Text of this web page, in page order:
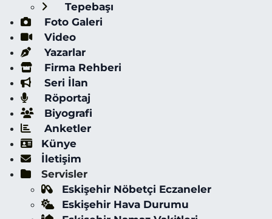
Tepebaşı
Foto Galeri
Video
Yazarlar
Firma Rehberi
Seri İlan
Röportaj
Biyografi
Anketler
Künye
İletişim
Servisler
Eskişehir Nöbetçi Eczaneler
Eskişehir Hava Durumu